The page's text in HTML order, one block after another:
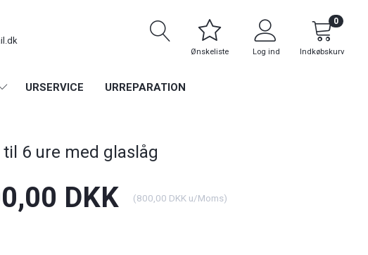
Ønskeliste Log ind Indkøbskurv
0
URSERVICE URREPARATION
til 6 ure med glaslåg
DKK (800,00 DKK u/Moms)